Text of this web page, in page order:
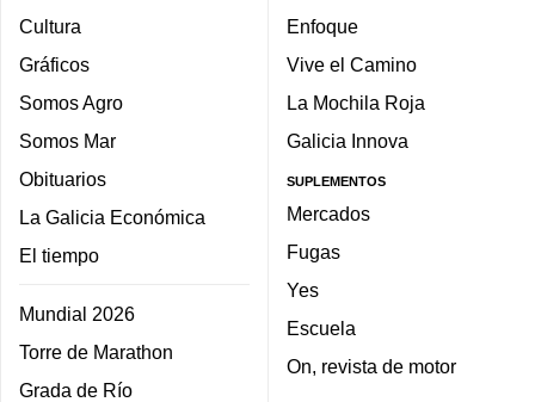
Cultura
Gráficos
Somos Agro
Somos Mar
Obituarios
La Galicia Económica
El tiempo
Mundial 2026
Torre de Marathon
Grada de Río
Enfoque
Vive el Camino
La Mochila Roja
Galicia Innova
SUPLEMENTOS
Mercados
Fugas
Yes
Escuela
On, revista de motor